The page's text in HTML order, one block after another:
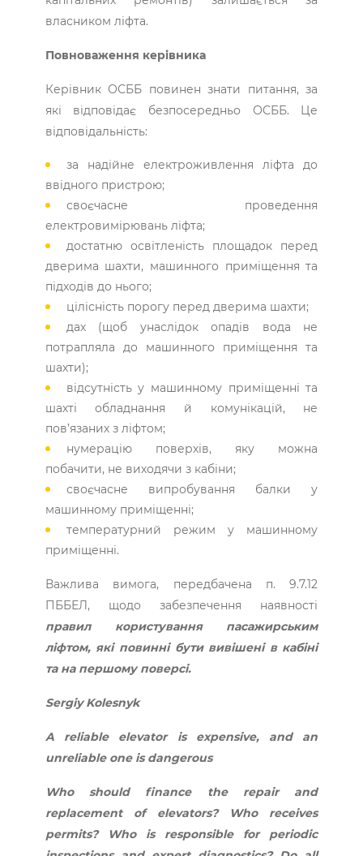
власником ліфта.
Повноваження керівника
Керівник ОСББ повинен знати питання, за
які відповідає безпосередньо ОСББ. Це
відповідальність:
за надійне електроживлення ліфта до
ввідного пристрою;
своєчасне проведення
електровимірювань ліфта;
достатню освітленість площадок перед
дверима шахти, машинного приміщення та
підходів до нього;
цілісність порогу перед дверима шахти;
дах (щоб унаслідок опадів вода не
потрапляла до машинного приміщення та
шахти);
відсутність у машинному приміщенні та
шахті обладнання й комунікацій, не
пов’язаних з ліфтом;
нумерацію поверхів, яку можна
побачити, не виходячи з кабіни;
своєчасне випробування балки у
машинному приміщенні;
температурний режим у машинному
приміщенні.
Важлива вимога, передбачена п. 9.7.12
ПББЕЛ, щодо забезпечення наявності
правил користування пасажирським
ліфтом, які повинні бути вивішені в кабіні
та на першому поверсі.
Sergiy Kolesnyk
A reliable elevator is expensive, and an
unreliable one is dangerous
Who should finance the repair and
replacement of elevators? Who receives
permits? Who is responsible for periodic